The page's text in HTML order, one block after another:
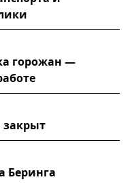
горожан —
закрыт
Беринга